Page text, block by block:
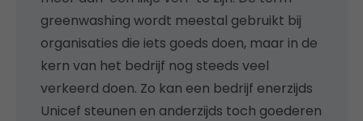
greenwashing wordt meestal gebruikt bij
organisaties die iets goeds doen, maar in de
kern van het bedrijf nog steeds veel
verkeerd doen. Zo kan een bedrijf enerzijds
Unicef steunen en anderzijds toch goederen